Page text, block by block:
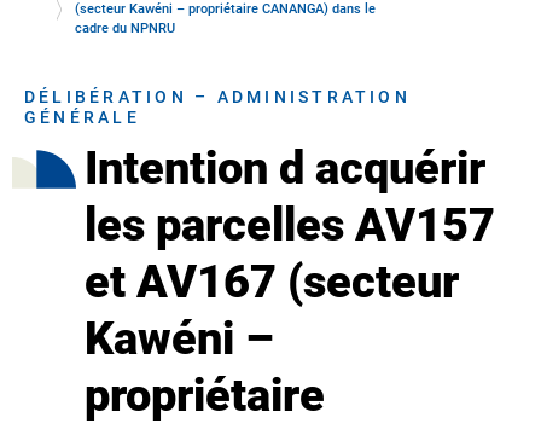
(secteur Kawéni – propriétaire CANANGA) dans le
cadre du NPNRU
DÉLIBÉRATION – ADMINISTRATION
GÉNÉRALE
Intention d acquérir
les parcelles AV157
et AV167 (secteur
Kawéni –
propriétaire